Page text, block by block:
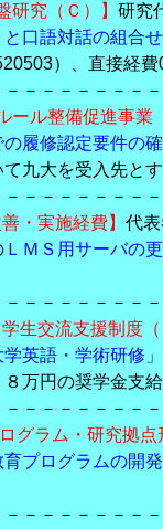
研究（Ｃ）】 研究
と口語対話の組合
経費08年度
－－－－－－－
ール整備促進事業
の履修認定要件の
先とする受
－－－－－－－
・実施経費】 代
ＬＭＳ用サーバの
－－－－－－－
学生交流支援制度
英語・学術研修」
学金支給
－－－－－－－
グラム・研究拠
育プログラムの開
－－－－－－－